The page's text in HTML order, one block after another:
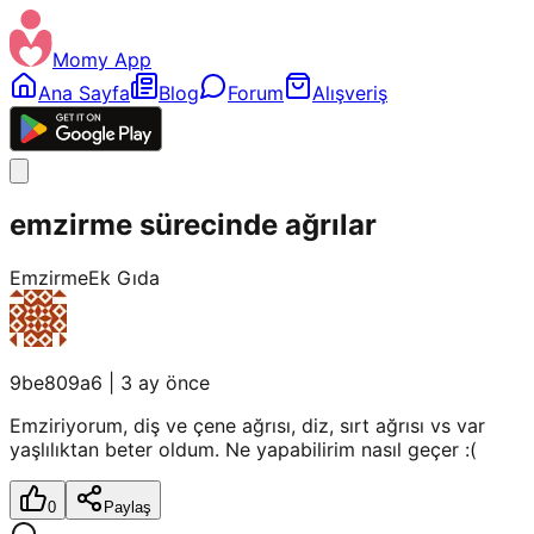
Momy App
Ana Sayfa
Blog Forum Alışveriş
emzirme sürecinde ağrılar
EmzirmeEk Gıda
9be809a6
3 ay önce
Emziriyorum, diş ve çene ağrısı, diz, sırt ağrısı vs var
yaşlılıktan beter oldum. Ne yapabilirim nasıl geçer :(
0 Paylaş